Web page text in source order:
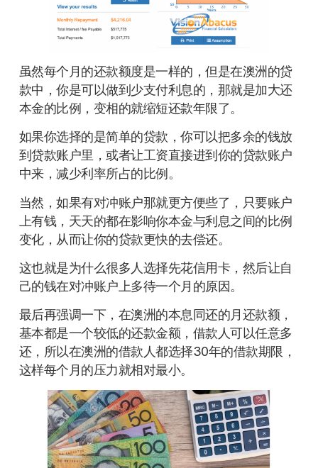
虽然每个月的还款额度是一样的，但是在澳洲的贷
款中，你是可以做到少支付利息的，那就是加大还
本金的比例，变相的就缩短还款年限了。
如果你选择的是简单的贷款，你可以把多余的钱放
到贷款账户里，或者让工资直接进到你的贷款账户
中来，减少利率所占的比例。
当然，如果有对冲账户那就更方便些了，只要账户
上有钱，天天的都在影响你本金与利息之间的比例
变化，从而让你的贷款更快的去偿还。
这也就是为什么很多人选择先花信用卡，然后让自
己的钱在对冲账户上多待一个月的原因。
最后再强调一下，在澳洲的本息同还的月还款额，
基本都是一个较低的还款金额，借款人可以任意多
还，所以在澳洲的借款人都选择30年的借款期限，
这样每个月的压力就相对最小。